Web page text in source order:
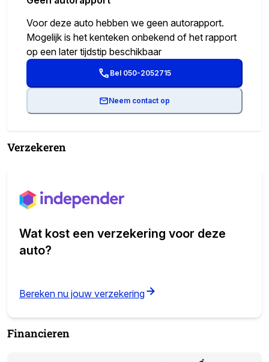
Voor deze auto hebben we geen autorapport.
Mogelijk is het kenteken onbekend of het rapport
op een later tijdstip beschikbaar
Bel 050-2052715
Neem contact op
Verzekeren
Wat kost een verzekering voor deze
auto?
Bereken nu jouw verzekering
Financieren